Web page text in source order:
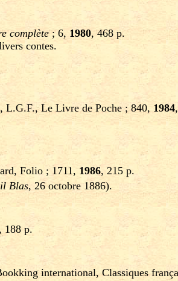
complète; 6, 1980, 468 p.
contes.
L.G.F., Le Livre de Poche ; 840, 1984
Folio ; 1711, 1986, 215 p.
Blas, 26 octobre 1886).
188 p.
international, Classiques